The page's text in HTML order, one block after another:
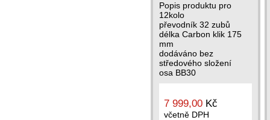
Popis produktu pro
12kolo
převodník 32 zubů
délka Carbon klik 175
mm
dodáváno bez
středového složení
osa BB30
bez...
7 999,00 Kč
včetně DPH